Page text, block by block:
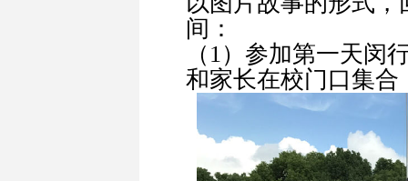
间：
（1）参加第一天闵
和家长在校门口集合